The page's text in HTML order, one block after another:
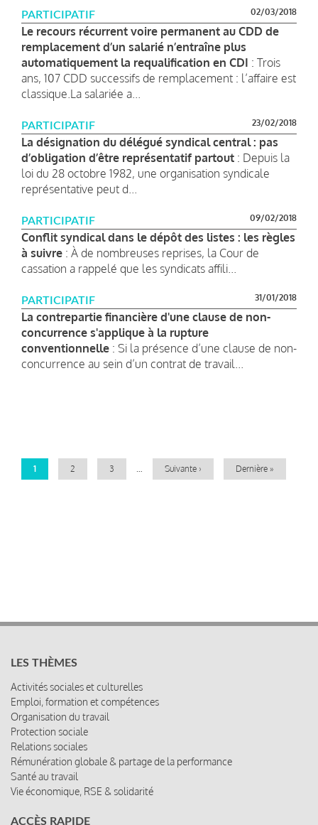
PARTICIPATIF 02/03/2018
Le recours récurrent voire permanent au CDD de
remplacement d’un salarié n’entraîne plus
automatiquement la requalification en CDI : Trois
ans, 107 CDD successifs de remplacement : l’affaire est
classique.La salariée a...
PARTICIPATIF 23/02/2018
La désignation du délégué syndical central : pas
d’obligation d’être représentatif partout : Depuis la
loi du 28 octobre 1982, une organisation syndicale
représentative peut d...
PARTICIPATIF 09/02/2018
Conflit syndical dans le dépôt des listes : les règles
à suivre : À de nombreuses reprises, la Cour de
cassation a rappelé que les syndicats affili...
PARTICIPATIF 31/01/2018
La contrepartie financière d'une clause de non-
concurrence s'applique à la rupture
conventionnelle : Si la présence d’une clause de non-
concurrence au sein d’un contrat de travail...
Page
1 Page
2 Page
3
Page
Suivante ›
Dernière
Dernière »
LES THÈMES
Activités sociales et culturelles
Emploi, formation et compétences
Organisation du travail
Protection sociale
Relations sociales
Rémunération globale & partage de la performance
Santé au travail
Vie économique, RSE & solidarité
ACCÈS RAPIDE